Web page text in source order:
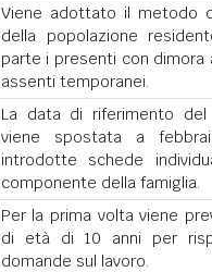
Viene adottato il metodo
della popolazione
parte i presenti con dimora
assenti temporanei.
La data di riferimento del
viene spostata a
introdotte schede
componente della famiglia.
Per la prima volta viene
di età di 10 anni per
domande sul lavoro.